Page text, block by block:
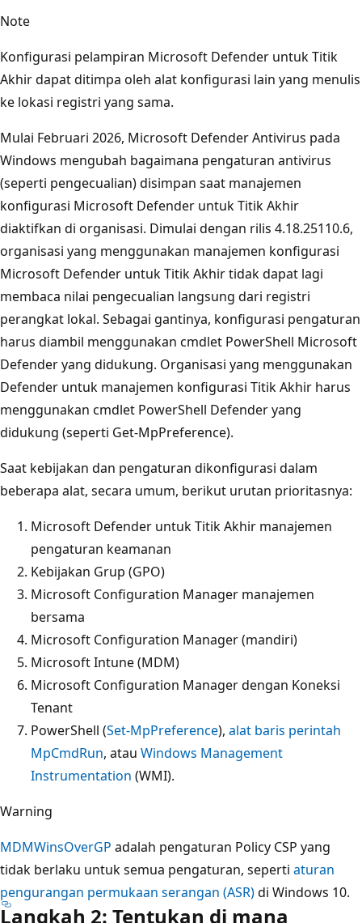
Note
Konfigurasi pelampiran Microsoft Defender untuk Titik
Akhir dapat ditimpa oleh alat konfigurasi lain yang menulis
ke lokasi registri yang sama.
Mulai Februari 2026, Microsoft Defender Antivirus pada
Windows mengubah bagaimana pengaturan antivirus
(seperti pengecualian) disimpan saat manajemen
konfigurasi Microsoft Defender untuk Titik Akhir
diaktifkan di organisasi. Dimulai dengan rilis 4.18.25110.6,
organisasi yang menggunakan manajemen konfigurasi
Microsoft Defender untuk Titik Akhir tidak dapat lagi
membaca nilai pengecualian langsung dari registri
perangkat lokal. Sebagai gantinya, konfigurasi pengaturan
harus diambil menggunakan cmdlet PowerShell Microsoft
Defender yang didukung. Organisasi yang menggunakan
Defender untuk manajemen konfigurasi Titik Akhir harus
menggunakan cmdlet PowerShell Defender yang
didukung (seperti Get-MpPreference).
Saat kebijakan dan pengaturan dikonfigurasi dalam
beberapa alat, secara umum, berikut urutan prioritasnya:
Microsoft Defender untuk Titik Akhir manajemen
pengaturan keamanan
Kebijakan Grup (GPO)
Microsoft Configuration Manager manajemen
bersama
Microsoft Configuration Manager (mandiri)
Microsoft Intune (MDM)
Microsoft Configuration Manager dengan Koneksi
Tenant
PowerShell (Set-MpPreference), alat baris perintah
MpCmdRun, atau Windows Management
Instrumentation (WMI).
Warning
MDMWinsOverGP adalah pengaturan Policy CSP yang
tidak berlaku untuk semua pengaturan, seperti aturan
pengurangan permukaan serangan (ASR)di Windows 10.
Langkah 2: Tentukan di mana